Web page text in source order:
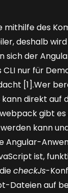
mithilfe des
deshalb
sich der
nur für
[1].Wer
direkt auf
gibt es
kann
Angular-
ist,
checkJs-
Dateien auf